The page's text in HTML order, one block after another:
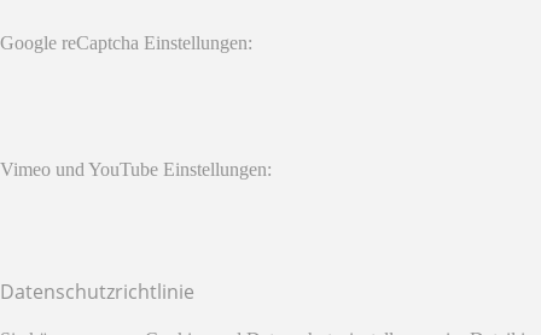
Google reCaptcha Einstellungen:
Vimeo und YouTube Einstellungen:
Datenschutzrichtlinie